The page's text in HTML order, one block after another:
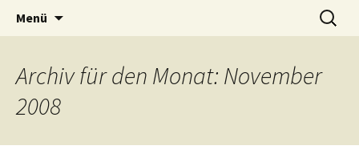
Timo Bader
Willkommen im Reich der Geschichten
Menü
Archiv für den Monat: November
2008